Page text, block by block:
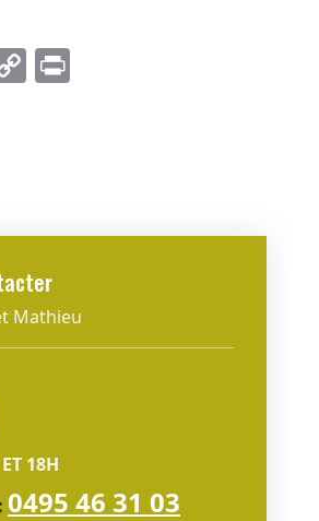
Copy
Mathieu
18H
0495 46 31 03